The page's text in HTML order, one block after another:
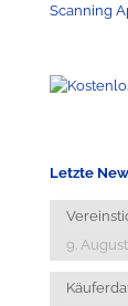
Scanning
Letzte
9.